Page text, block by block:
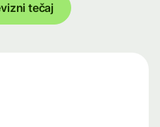
tečaj